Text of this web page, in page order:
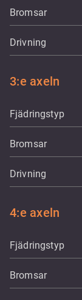
Bromsar
Drivning
3:e axeln
Fjädringstyp
Bromsar
Drivning
4:e axeln
Fjädringstyp
Bromsar